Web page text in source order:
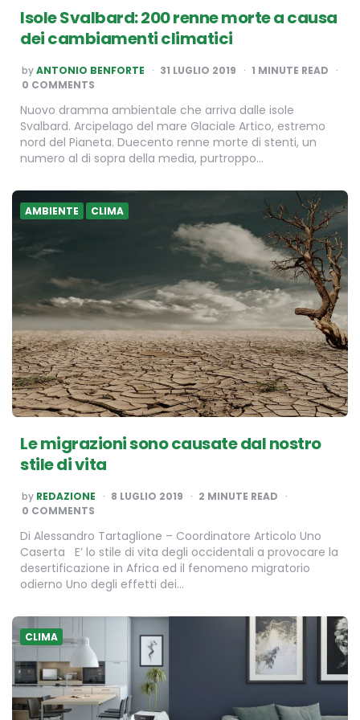
Isole Svalbard: 200 renne morte a causa
dei cambiamenti climatici
POSTED
BY
byANTONIO BENFORTE 31 LUGLIO 2019 1 MINUTE READ
0 COMMENTS
Nuovo dramma ambientale che arriva dalle isole
Svalbard. Arcipelago del mare Glaciale Artico, estremo
nord del Pianeta. Duecento renne morte di stenti, un
numero al di sopra della media, purtroppo…
AMBIENTE CLIMA
Le migrazioni sono causate dal nostro
stile di vita
POSTED
BY
by REDAZIONE 8 LUGLIO 2019 2 MINUTE READ
0 COMMENTS
Di Alessandro Tartaglione – Coordinatore Articolo Uno
Caserta E’ lo stile di vita degli occidentali a provocare la
desertificazione in Africa ed il fenomeno migratorio
odierno Uno degli effetti dei…
CLIMA